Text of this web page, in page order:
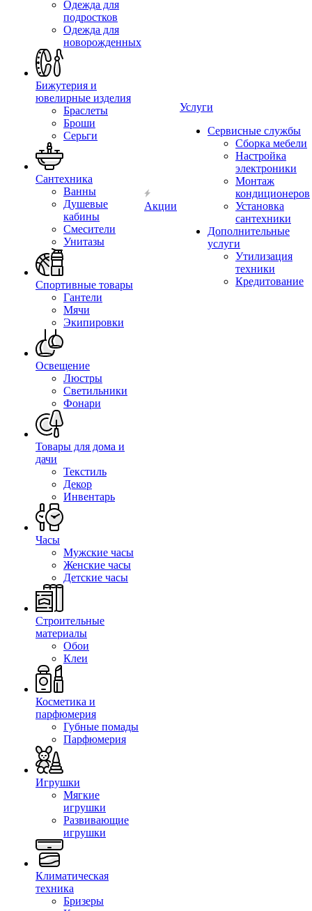
Одежда для
подростков
Одежда для
новорожденных
Бижутерия и
ювелирные изделия
Браслеты
Броши
Серьги
Сантехника
Ванны
Душевые
кабины
Смесители
Унитазы
Спортивные товары
Гантели
Мячи
Экипировки
Освещение
Люстры
Светильники
Фонари
Товары для дома и
дачи
Текстиль
Декор
Инвентарь
Часы
Мужские часы
Женские часы
Детские часы
Строительные
материалы
Обои
Клеи
Косметика и
парфюмерия
Губные помады
Парфюмерия
Игрушки
Мягкие
игрушки
Развивающие
игрушки
Климатическая
техника
Бризеры
Акции
Услуги
Сервисные службы
Сборка мебели
Настройка
электроники
Монтаж
кондиционеров
Установка
сантехники
Дополнительные
услуги
Утилизация
техники
Кредитование